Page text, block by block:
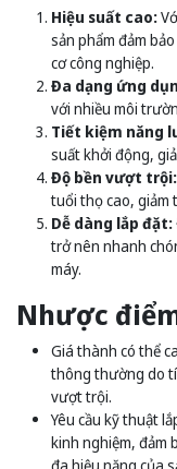
Hiệu suất cao:
sản phẩm đảm
cơ công nghiệp.
Đa dạng ứng
với nhiều môi
Tiết kiệm năng
suất khởi động,
Độ bền vượt trội:
tuổi thọ cao, giảm
Dễ dàng lắp đặt:
trở nên nhanh
máy.
Nhược
Giá thành có thể
thông thường do
vượt trội.
Yêu cầu kỹ thuật
kinh nghiệm, đảm
đa hiệu năng của